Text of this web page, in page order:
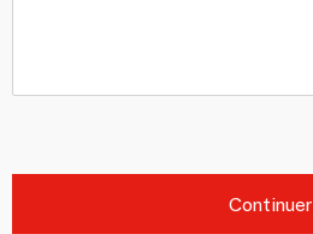
Continuer